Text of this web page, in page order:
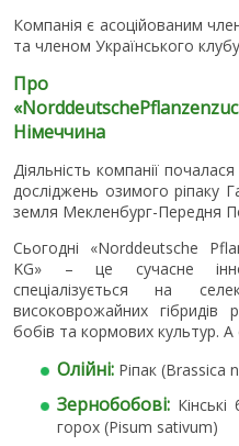
Компанія є асоційованим
та членом Українського
Про
«Norddeutsche
Німеччина
Діяльність компанії
досліджень озимого ріпаку
земля Мекленбург-Передня
Сьогодні «Norddeutsche
KG» – це сучасне
спеціалізується на
високоврожайних гібридів
бобів та кормових культур. А
Олійні: Ріпак (Brassica
Зернобобові:
горох (Pisum sativum)